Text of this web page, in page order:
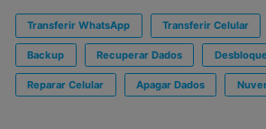
Transferir WhatsApp Transferir Celular
Backup Recuperar Dados
Reparar Celular Apagar Dados